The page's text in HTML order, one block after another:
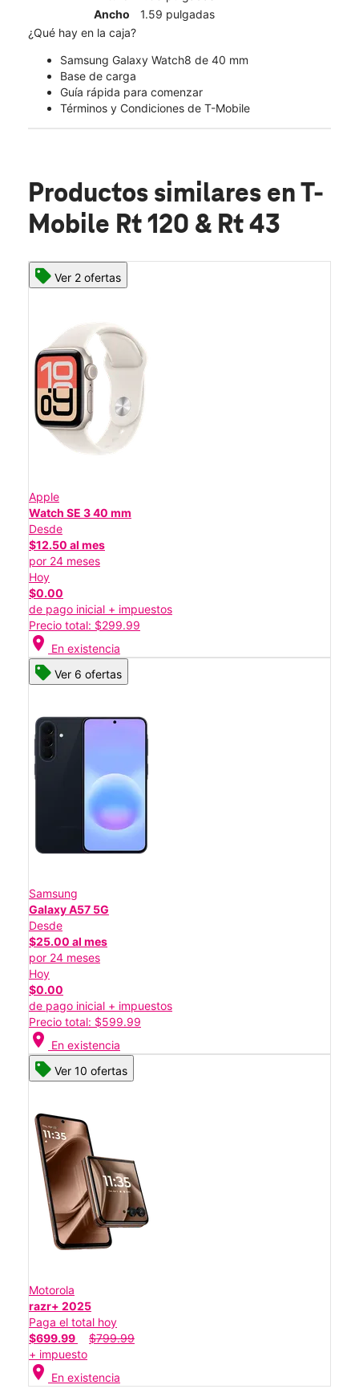
Ancho
1.59 pulgadas
¿Qué hay en la caja?
Samsung Galaxy Watch8 de 40 mm
Base de carga
Guía rápida para comenzar
Términos y Condiciones de T-Mobile
Productos similares en T-
Mobile Rt 120 & Rt 43
Ver 2 ofertas
Apple
Watch SE 3 40 mm
Desde
$12.50 al mes
por 24 meses
Hoy
$0.00
de pago inicial + impuestos
Precio total: $299.99
location_on En existencia
Ver 6 ofertas
Samsung
Galaxy A57 5G
Desde
$25.00 al mes
por 24 meses
Hoy
$0.00
de pago inicial + impuestos
Precio total: $599.99
location_on En existencia
Ver 10 ofertas
Motorola
razr+ 2025
Paga el total hoy
$699.99
$799.99
+ impuesto
location_on En existencia